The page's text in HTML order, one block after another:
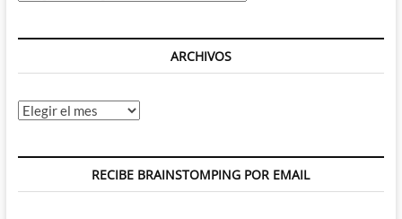
ARCHIVOS
Archivos
RECIBE BRAINSTOMPING POR EMAIL